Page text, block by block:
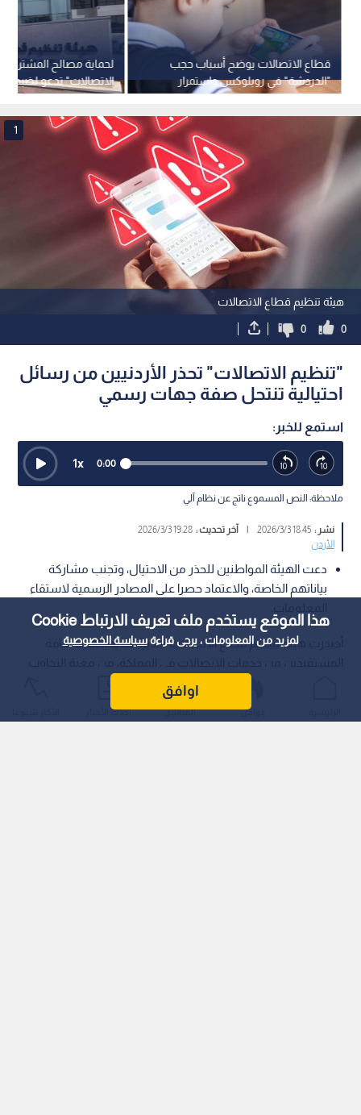
هذا الموقع يستخدم ملف تعريف الارتباط Cookie
لمزيد من المعلومات ، يرجى قراءةسياسة الخصوصية
اوافق
لحماية مصالح
الاتصالات" تدعو لضبط
في المناطق الحدودية
قطاع الاتصالات يوضح أسباب حجب
"الدردشة" في روبلوكس واستمرار
إتاحة اللعبة - فيديو
هيئة تنظيم قطاع الاتصالات
1
0
0
"تنظيم الاتصالات" تحذر الأردنيين من رسائل
احتيالية تنتحل صفة جهات رسمي
استمع للخبر:
0:00
1x
ملاحظة: النص المسموع ناتج عن نظام آلي
نشر :18:45 2026/3/3
| آخر تحديث :19:28 2026/3/3
الأردن
دعت الهيئة المواطنين للحذر من الاحتيال، وتجنب مشاركة
بياناتهم الخاصة، والاعتماد حصرا على المصادر الرسمية لاستقاء
أصدرت هيئة تنظيم قطاع الاتصالات تحذيرا شديد اللهجة لكافة
عواجل المباشر أحدث الأخبار